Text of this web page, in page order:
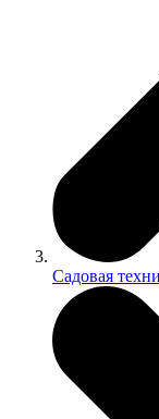
Садовая